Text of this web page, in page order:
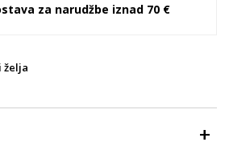
za narudžbe iznad 70 €
želja